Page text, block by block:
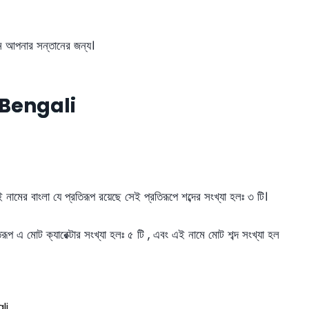
আপনার সন্তানের জন্য।
বাংলা যে প্রতিরূপ রয়েছে সেই প্রতিরূপে শব্দের সংখ্যা হলঃ ৩ টি।
এ মোট ক্যারেক্টার সংখ্যা হলঃ ৫ টি , এবং এই নামে মোট শব্দ সংখ্যা হল